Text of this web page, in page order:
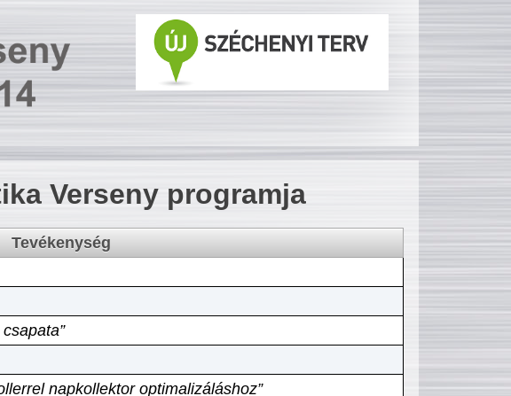
Verseny programja
Tevékenység
napkollektor optimalizáláshoz”